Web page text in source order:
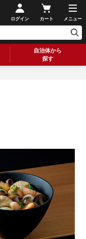
ログイン カート メニュー
自治体から
探す